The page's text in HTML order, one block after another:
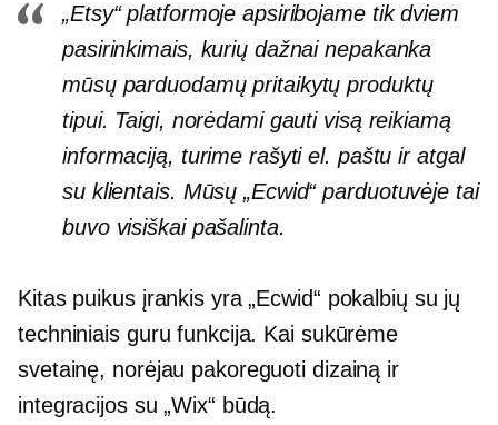
„Etsy“ platformoje apsiribojame tik dviem
pasirinkimais, kurių dažnai nepakanka
mūsų parduodamų pritaikytų produktų
tipui. Taigi, norėdami gauti visą reikiamą
informaciją, turime rašyti el. paštu ir atgal
su klientais. Mūsų „Ecwid“ parduotuvėje tai
buvo visiškai pašalinta.
Kitas puikus įrankis yra „Ecwid“ pokalbių su jų
techniniais guru funkcija. Kai sukūrėme
svetainę, norėjau pakoreguoti dizainą ir
integracijos su „Wix“ būdą.